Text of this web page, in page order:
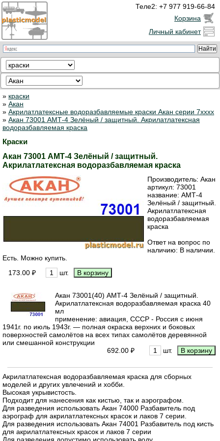
Теле2: +7 977 919-66-84
Корзина
Личный кабинет
» краски
» Акан
» Акрилатлатексные водоразбавляемые краски Акан серии 7xxxx
» Акан 73001 АМТ-4 Зелёный / защитный. Акрилатлатексная
водоразбавляемая краска
Краски
Акан 73001 АМТ-4 Зелёный / защитный.
Акрилатлатексная водоразбавляемая краска
Производитель: Акан
артикул: 73001
название: АМТ-4
Зелёный / защитный.
Акрилатлатексная
водоразбавляемая
краска
Ответ на вопрос по
наличию: В наличии.
Есть. Можно купить.
173.00 ₽
шт.
Акан 73001(40) АМТ-4 Зелёный / защитный.
Акрилатлатексная водоразбавляемая краска 40
мл
применение: авиация, СССР - Россия с июня
1941г. по июль 1943г. — полная окраска верхних и боковых
поверхностей самолётов на всех типах самолётов деревянной
или смешанной конструкции
692.00 ₽
шт.
Акрилатлатексная водоразбавляемая краска для сборных
моделей и других увлечений и хобби.
Высокая укрывистость.
Подходит для нанесения как кистью, так и аэрографом.
Для разведения использовать Акан 74000 Разбавитель под
аэрограф для акрилатлатексных красок и лаков 7 серии.
Для разведения использовать Акан 74001 Разбавитель под кисть
для акрилатлатексных красок и лаков 7 серии
Для разведения допустимо использовать воду.